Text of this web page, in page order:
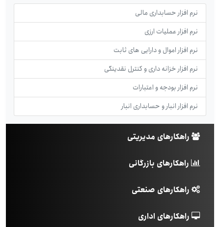
نرم افزار حسابداری مالی
نرم افزار عملیات ارزی
نرم افزار اموال و دارایی های ثابت
نرم افزار خزانه داری و کنترل نقدینگی
نرم افزار بودجه و اعتبارات
نرم افزار انبار و حسابداری انبار
راهکارهای مدیریتی
راهکارهای بازرگانی
راهکارهای صنعتی
راهکارهای اداری